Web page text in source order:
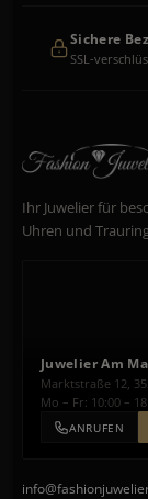
Sichere
SSL-
Ihr Juwelier für
Uhren und
Juwelier Am
Marktstraße 12,
Mo – Fr: 10:00 –
ANRUFEN